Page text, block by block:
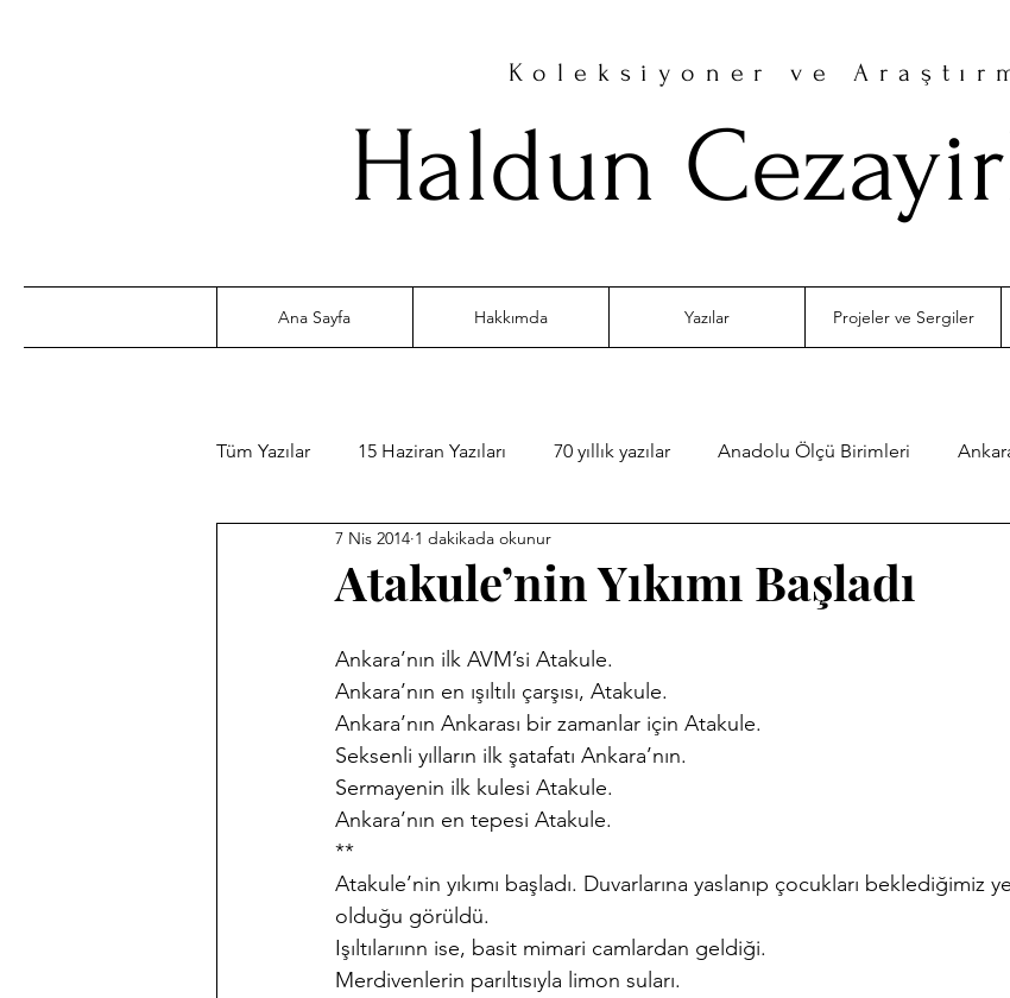
Koleksiyoner ve
Haldun
Ana Sayfa Hakkımda Yazılar Projeler ve Sergiler
Tüm Yazılar 15 Haziran Yazıları 70 yıllık yazılar Anadolu Ölçü Birimleri
Ankara Kent Heykelleri Ankara Kitapları
Haber Akis Yazıları Harf Devrimi Hızırellez İLEV
Memleket Hastaneleri Fotoğraf Proje
Sergilerim Tarihi Fotoğraflar
Atakule’nin Yıkımı Başladı
7 Nis 2014 1 dakikada okunur
Ankara’nın ilk AVM’si Atakule.
Ankara’nın en ışıltılı çarşısı, Atakule.
Ankara’nın Ankarası bir zamanlar için Atakule.
Seksenli yılların ilk şatafatı Ankara’nın.
Sermayenin ilk kulesi Atakule.
Ankara’nın en tepesi Atakule.
**
Atakule’nin yıkımı başladı. Duvarlarına yaslanıp çocukları beklediğimiz
olduğu görüldü.
Işıltılarıınn ise, basit mimari camlardan geldiği.
Merdivenlerin parıltısıyla limon suları.